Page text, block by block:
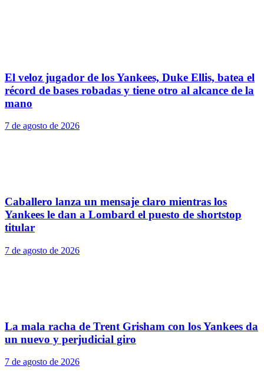
El veloz jugador de los Yankees, Duke Ellis, batea el
récord de bases robadas y tiene otro al alcance de la
mano
7 de agosto de 2026
Caballero lanza un mensaje claro mientras los
Yankees le dan a Lombard el puesto de shortstop
titular
7 de agosto de 2026
La mala racha de Trent Grisham con los Yankees da
un nuevo y perjudicial giro
7 de agosto de 2026